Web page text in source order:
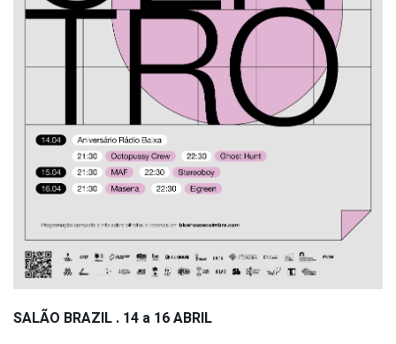
SALÃO BRAZIL . 14 a 16 ABRIL